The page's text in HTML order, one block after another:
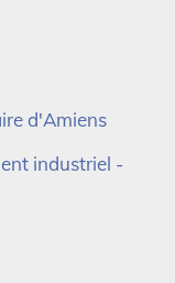
d'Amiens
industriel -